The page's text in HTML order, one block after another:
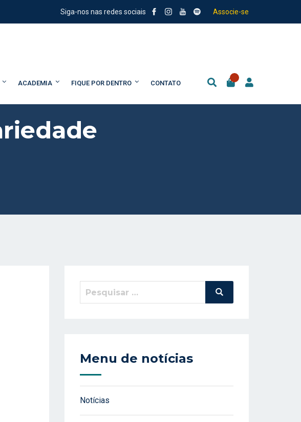
Siga-nos nas redes sociais Associe-se
ACADEMIA FIQUE POR DENTRO CONTATO
Pesquisar
Pesquisa
Menu de notícias
Notícias